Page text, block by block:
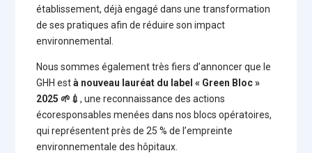
établissement, déjà engagé dans une transformation
de ses pratiques afin de réduire son impact
environnemental.
Nous sommes également très fiers d’annoncer que le
GHH està nouveau lauréat du label « Green Bloc »
2025🌱💉, une reconnaissance des actions
écoresponsables menées dans nos blocs opératoires,
qui représentent près de 25 % de l’empreinte
environnementale des hôpitaux.